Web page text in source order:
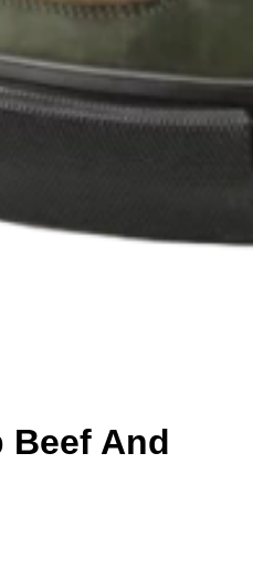
Beef And